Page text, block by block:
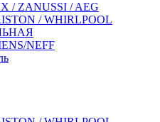
/ ZANUSSI / AEG
/ WHIRLPOOL
NEFF